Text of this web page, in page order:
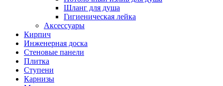
Шланг для душа
Гигиеническая лейка
Аксессуары
Кирпич
Инженерная доска
Стеновые панели
Плитка
Ступени
Карнизы